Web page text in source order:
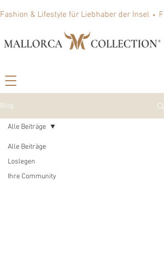
Fashion & Lifestyle für Liebhaber der Insel
Blog
Alle Beiträge
Loslegen
Ihre Community
Alle Beiträge